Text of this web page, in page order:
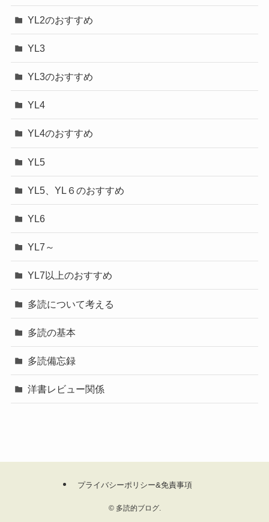
YL2のおすすめ
YL3
YL3のおすすめ
YL4
YL4のおすすめ
YL5
YL5、YL６のおすすめ
YL6
YL7～
YL7以上のおすすめ
多読について考える
多読の基本
多読備忘録
洋書レビュー関係
プライバシーポリシー&免責事項
©多読的ブログ.